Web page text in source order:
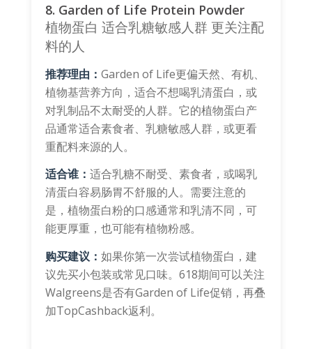
8. Garden of Life Protein Powder
植物蛋白 适合乳糖敏感人群 更关注配
料的人
推荐理由： Garden of Life更偏天然、有机、
植物基营养方向，适合不想喝乳清蛋白，或
对乳制品不太耐受的人群。它的植物蛋白产
品通常适合素食者、乳糖敏感人群，或更看
重配料来源的人。
适合谁： 适合乳糖不耐受、素食者，或喝乳
清蛋白容易肠胃不舒服的人。需要注意的
是，植物蛋白粉的口感通常和乳清不同，可
能更厚重，也可能有植物粉感。
购买建议： 如果你第一次尝试植物蛋白，建
议先买小包装或常见口味。618期间可以关注
Walgreens是否有Garden of Life促销，再叠
加TopCashback返利。